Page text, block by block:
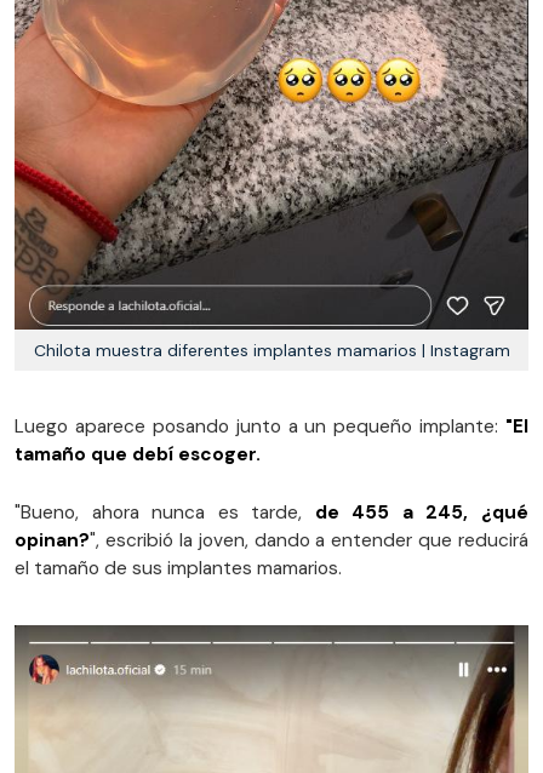
Chilota muestra diferentes implantes mamarios | Instagram
Luego aparece posando junto a un pequeño implante: "El
tamaño que debí escoger.
"Bueno, ahora nunca es tarde, de 455 a 245, ¿qué
opinan?", escribió la joven, dando a entender que reducirá
el tamaño de sus implantes mamarios.